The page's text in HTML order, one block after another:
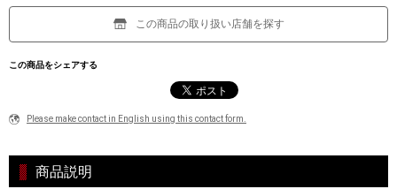
この商品の取り扱い店舗を探す
この商品をシェアする
Please make contact in English using this contact form.
商品説明